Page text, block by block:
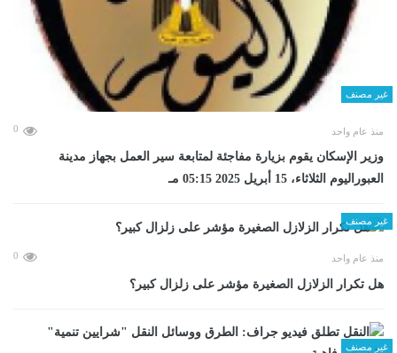
غير مصنف
منذ عام واحد 0
وزير الإسكان يقوم بزيارة مفاجئة لمتابعة سير العمل بجهاز مدينة
العبوراليوم الثلاثاء، 15 أبريل 2025 05:15 مـ
غير مصنف
منذ عام واحد 0
هل تكرار الزلازل الصغيرة مؤشر على زلزال كبير؟
غير مصنف